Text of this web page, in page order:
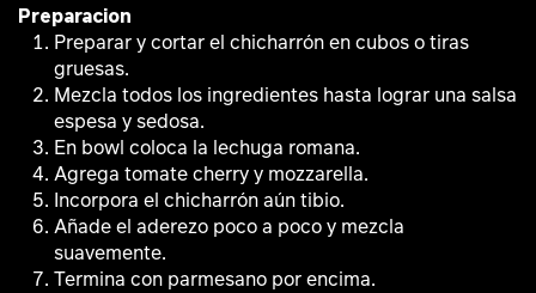
Preparacion
Preparar y cortar el chicharrón en cubos o tiras
gruesas.
Mezcla todos los ingredientes hasta lograr una salsa
espesa y sedosa.
En bowl coloca la lechuga romana.
Agrega tomate cherry y mozzarella.
Incorpora el chicharrón aún tibio.
Añade el aderezo poco a poco y mezcla
suavemente.
Termina con parmesano por encima.